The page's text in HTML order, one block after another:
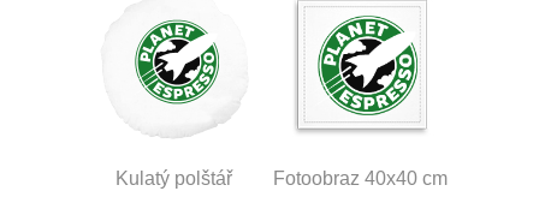
Kulatý polštář Fotoobraz 40x40 cm